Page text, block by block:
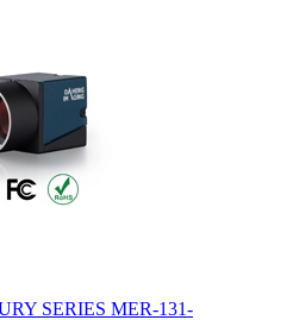
SERIES MER-131-